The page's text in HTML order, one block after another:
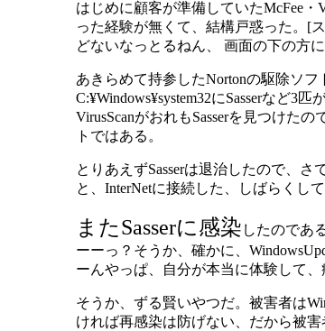
はじめに顧客が準備していたMcFee
った経験が無くて、結構戸惑った。[
どないなっとるねん、 画面の下の方
あきらめて持参したNortonの駆除ソフ
C:¥Windows¥system32にSasserなど3
VirusScanがおれもSasserを見つけた
トではある。
とりあえずSasserは退治したので、さ
と、InterNetに接続した、しばらくし
またSasserに感染 したのであ
ーーっ？そうか、確かに、
ーんやっぱ、自分が本当に体験して
そうか、ずる賢いやつだ。被害者は
ければ再感染は防げない、だから被害